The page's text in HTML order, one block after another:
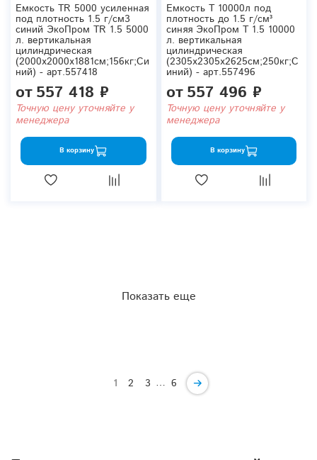
Емкость TR 5000 усиленная
под плотность 1.5 г/см3
синий ЭкоПром TR 1.5 5000
л. вертикальная
цилиндрическая
(2000x2000x1881см;156кг;Си
ний) - арт.557418
от557 418 ₽
Точную цену уточняйте у
менеджера
В корзину
Емкость T 10000л под
плотность до 1.5 г/см³
синяя ЭкоПром T 1.5 10000
л. вертикальная
цилиндрическая
(2305x2305x2625см;250кг;С
иний) - арт.557496
от557 496 ₽
Точную цену уточняйте у
менеджера
В корзину
Показать еще
1 2 3 … 6